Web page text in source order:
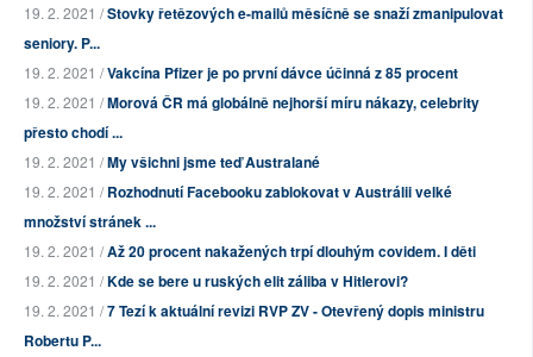
19. 2. 2021 /Stovky řetězových e-mailů měsíčně se snaží zmanipulovat
seniory. P...
19. 2. 2021 /Vakcína Pfizer je po první dávce účinná z 85 procent
19. 2. 2021 /Morová ČR má globálně nejhorší míru nákazy, celebrity
přesto chodí ...
19. 2. 2021 /My všichni jsme teď Australané
19. 2. 2021 /Rozhodnutí Facebooku zablokovat v Austrálii velké
množství stránek ...
19. 2. 2021 /Až 20 procent nakažených trpí dlouhým covidem. I děti
19. 2. 2021 /Kde se bere u ruských elit záliba v Hitlerovi?
19. 2. 2021 /7 Tezí k aktuální revizi RVP ZV - Otevřený dopis ministru
Robertu P...